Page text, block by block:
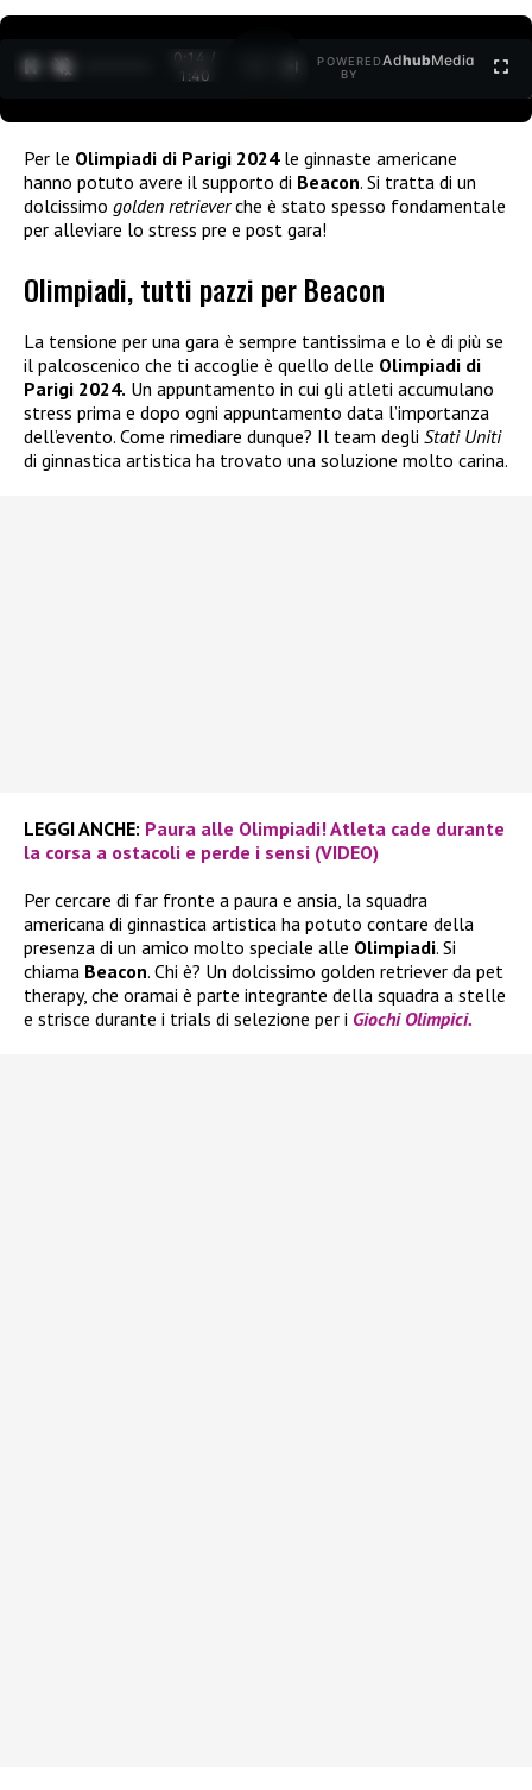
0:15 /
1:40
POWERED
BY
AdhubMedia
Per le Olimpiadi di Parigi 2024le ginnaste americane
hanno potuto avere il supporto di Beacon. Si tratta di un
dolcissimo golden retrieverche è stato spesso fondamentale
per alleviare lo stress pre e post gara!
Olimpiadi, tutti pazzi per Beacon
La tensione per una gara è sempre tantissima e lo è di più se
il palcoscenico che ti accoglie è quello delle Olimpiadi di
Parigi 2024. Un appuntamento in cui gli atleti accumulano
stress prima e dopo ogni appuntamento data l’importanza
dell’evento. Come rimediare dunque? Il team degli Stati Uniti
di ginnastica artistica ha trovato una soluzione molto carina.
LEGGI ANCHE: Paura alle Olimpiadi! Atleta cade durante
la corsa a ostacoli e perde i sensi (VIDEO)
Per cercare di far fronte a paura e ansia, la squadra
americana di ginnastica artistica ha potuto contare della
presenza di un amico molto speciale alle Olimpiadi. Si
chiama Beacon. Chi è? Un dolcissimo golden retriever da pet
therapy, che oramai è parte integrante della squadra a stelle
e strisce durante i trials di selezione per i Giochi Olimpici.